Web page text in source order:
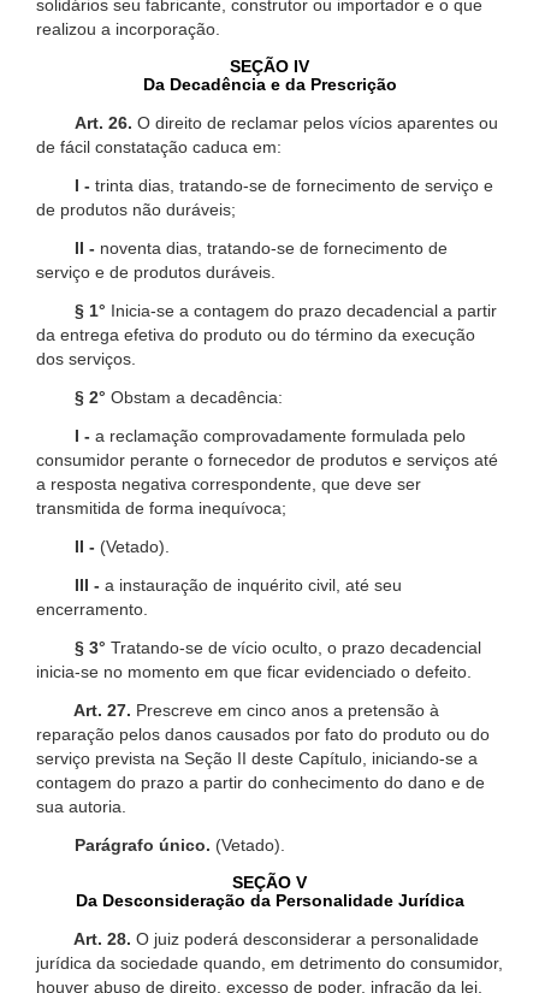
solidários seu fabricante, construtor ou importador e o que
realizou a incorporação.
SEÇÃO IV
Da Decadência e da Prescrição
Art. 26. O direito de reclamar pelos vícios aparentes ou
de fácil constatação caduca em:
I - trinta dias, tratando-se de fornecimento de serviço e
de produtos não duráveis;
II - noventa dias, tratando-se de fornecimento de
serviço e de produtos duráveis.
§ 1° Inicia-se a contagem do prazo decadencial a partir
da entrega efetiva do produto ou do término da execução
dos serviços.
§ 2° Obstam a decadência:
I - a reclamação comprovadamente formulada pelo
consumidor perante o fornecedor de produtos e serviços até
a resposta negativa correspondente, que deve ser
transmitida de forma inequívoca;
II - (Vetado).
III - a instauração de inquérito civil, até seu
encerramento.
§ 3° Tratando-se de vício oculto, o prazo decadencial
inicia-se no momento em que ficar evidenciado o defeito.
Art. 27. Prescreve em cinco anos a pretensão à
reparação pelos danos causados por fato do produto ou do
serviço prevista na Seção II deste Capítulo, iniciando-se a
contagem do prazo a partir do conhecimento do dano e de
sua autoria.
Parágrafo único. (Vetado).
SEÇÃO V
Da Desconsideração da Personalidade Jurídica
Art. 28. O juiz poderá desconsiderar a personalidade
jurídica da sociedade quando, em detrimento do consumidor,
houver abuso de direito, excesso de poder, infração da lei,